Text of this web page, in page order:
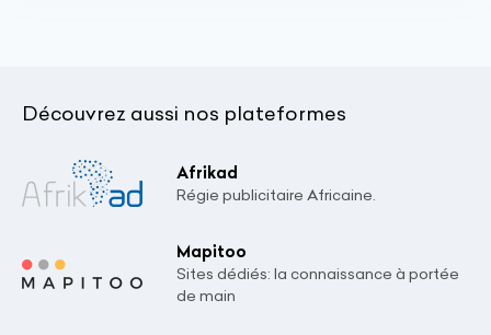
Découvrez aussi nos plateformes
Afrikad
Régie publicitaire Africaine.
Mapitoo
Sites dédiés: la connaissance à portée
de main